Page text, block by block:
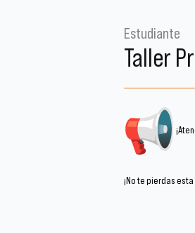
Estudiante
Taller
¡No te pierdas